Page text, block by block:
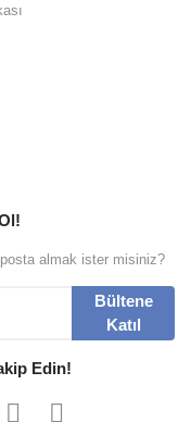
almak ister misiniz?
Bültene
Katıl
Edin!